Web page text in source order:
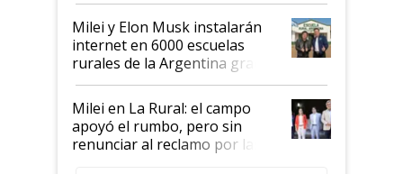
Milei y Elon Musk instalarán
internet en 6000 escuelas
rurales de la Argentina gracias
a un acuerdo con Starlink
Milei en La Rural: el campo
apoyó el rumbo, pero sin
renunciar al reclamo por las